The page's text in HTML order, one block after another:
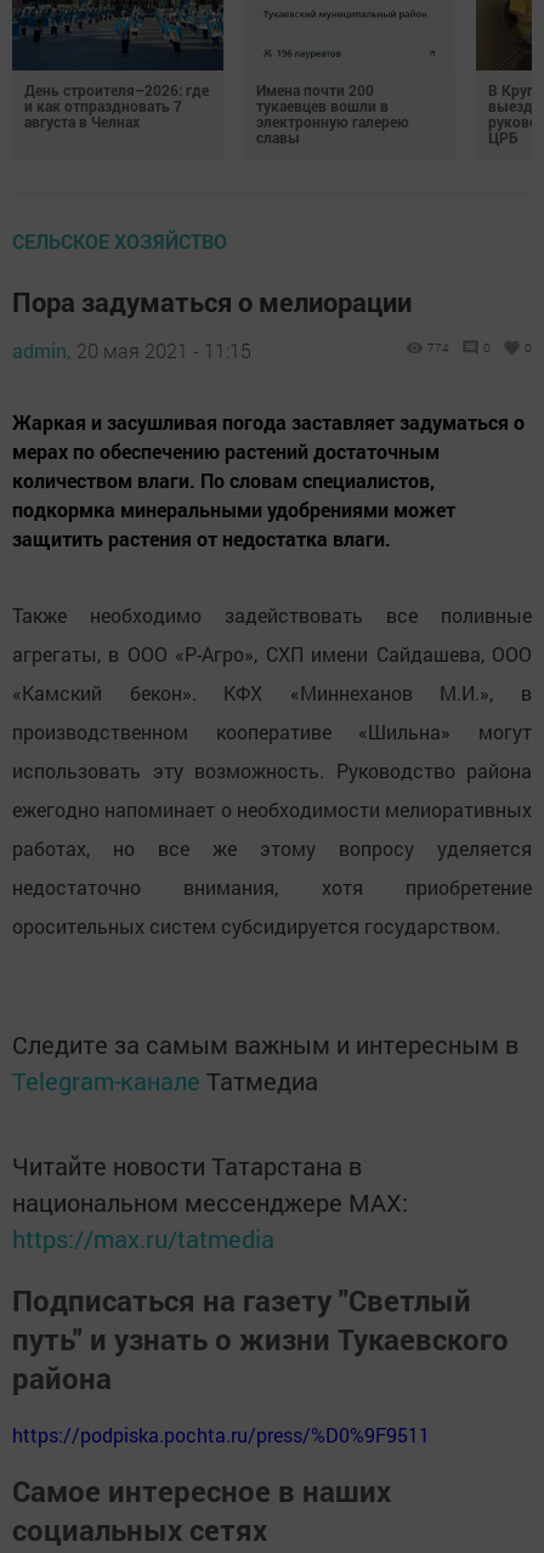
День строителя–2026: где
и как отпраздновать 7
августа в Челнах
Имена почти 200
тукаевцев вошли в
электронную галерею
славы
В
ЦРБ
СЕЛЬСКОЕ ХОЗЯЙСТВО
Пора задуматься о мелиорации
admin, 20 мая 2021 - 11:15 774 0 0
Жаркая и засушливая погода заставляет задуматься о
мерах по обеспечению растений достаточным
количеством влаги. По словам специалистов,
подкормка минеральными удобрениями может
защитить растения от недостатка влаги.
Также необходимо задействовать все поливные
агрегаты, в ООО «Р-Агро», СХП имени Сайдашева, ООО
«Камский бекон». КФХ «Миннеханов М.И.», в
производственном кооперативе «Шильна» могут
использовать эту возможность. Руководство района
ежегодно напоминает о необходимости мелиоративных
работах, но все же этому вопросу уделяется
недостаточно внимания, хотя приобретение
оросительных систем субсидируется государством.
Следите за самым важным и интересным в
Telegram-канале Татмедиа
Читайте новости Татарстана в
национальном мессенджере MАХ:
https://max.ru/tatmedia
Подписаться на газету "Светлый
путь" и узнать о жизни Тукаевского
района
https://podpiska.pochta.ru/press/%D0%9F9511
Самое интересное в наших
социальных сетях